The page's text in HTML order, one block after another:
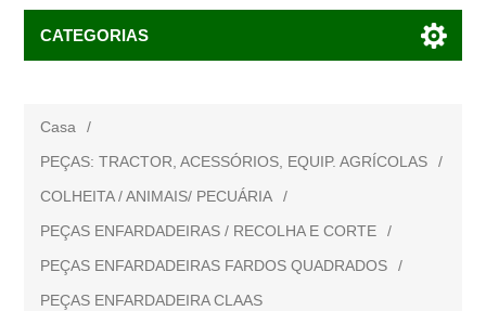
CATEGORIAS
Casa
/
PEÇAS: TRACTOR, ACESSÓRIOS, EQUIP. AGRÍCOLAS
/
COLHEITA / ANIMAIS/ PECUÁRIA
/
PEÇAS ENFARDADEIRAS / RECOLHA E CORTE
/
PEÇAS ENFARDADEIRAS FARDOS QUADRADOS
/
PEÇAS ENFARDADEIRA CLAAS